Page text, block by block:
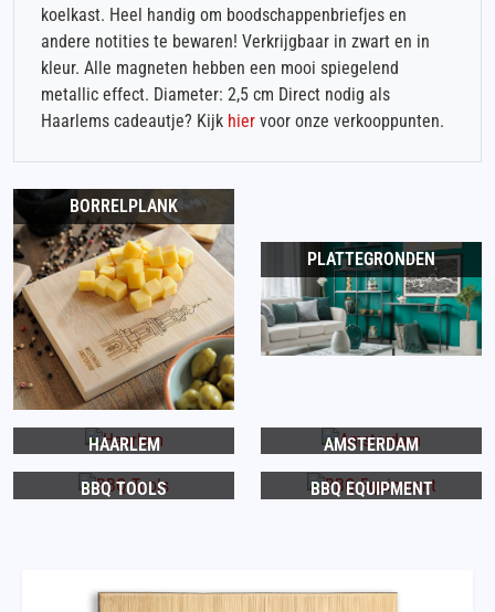
koelkast. Heel handig om boodschappenbriefjes en
andere notities te bewaren! Verkrijgbaar in zwart en in
kleur. Alle magneten hebben een mooi spiegelend
metallic effect. Diameter: 2,5 cm Direct nodig als
Haarlems cadeautje? Kijk hier voor onze verkooppunten.
BORRELPLANK
PLATTEGRONDEN
HAARLEM AMSTERDAM
BBQ TOOLS BBQ EQUIPMENT